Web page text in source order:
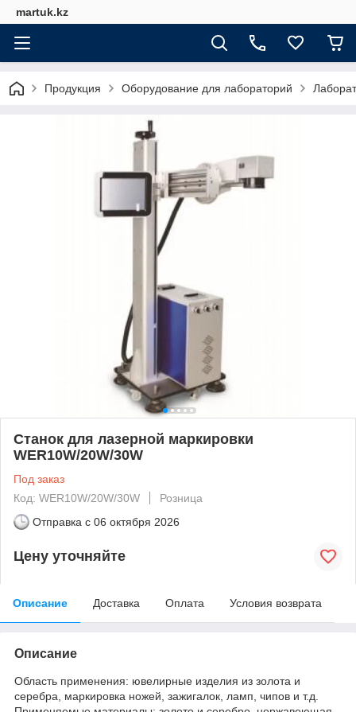
martuk.kz
Продукция Оборудование для лабораторий
Станок для лазерной маркировки
WER10W/20W/30W
Под заказ
Код: WER10W/20W/30W
Розница
Отправка с 06 октября 2026
Цену уточняйте
Описание Доставка Оплата Условия возврата
Описание
Область применения: ювелирные изделия из золота и
серебра, маркировка ножей, зажигалок, ламп, чипов и т.д.